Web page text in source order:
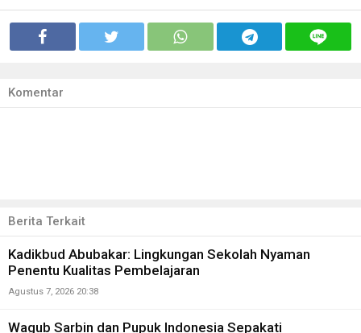
Komentar
Berita Terkait
Kadikbud Abubakar: Lingkungan Sekolah Nyaman
Penentu Kualitas Pembelajaran
Agustus 7, 2026 20:38
Wagub Sarbin dan Pupuk Indonesia Sepakati